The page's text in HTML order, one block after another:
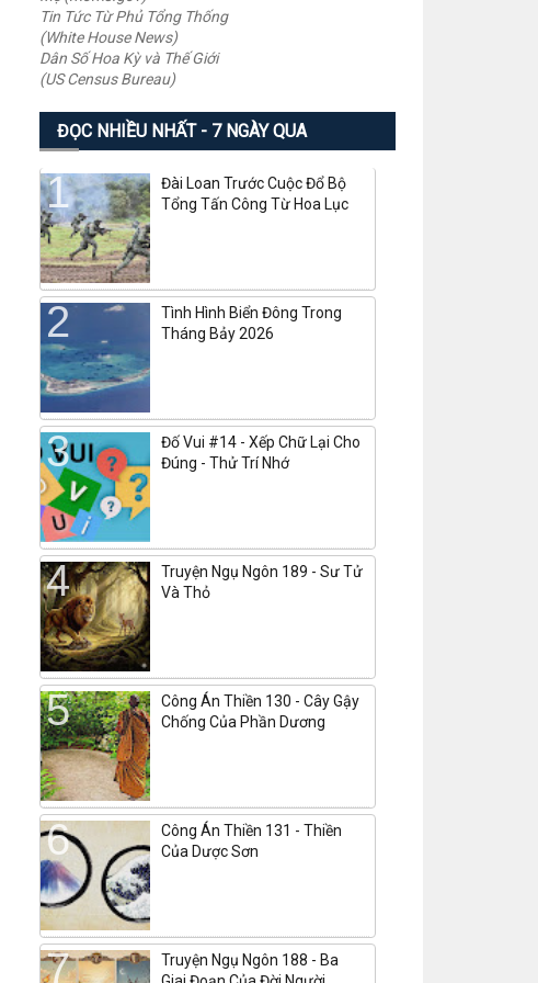
Tin Tức Từ Phủ Tổng Thống
(White House News)
Dân Số Hoa Kỳ và Thế Giới
(US Census Bureau)
ĐỌC NHIỀU NHẤT - 7 NGÀY QUA
Đài Loan Trước Cuộc Đổ Bộ
Tổng Tấn Công Từ Hoa Lục
Tình Hình Biển Đông Trong
Tháng Bảy 2026
Đố Vui #14 - Xếp Chữ Lại Cho
Đúng - Thử Trí Nhớ
Truyện Ngụ Ngôn 189 - Sư Tử
Và Thỏ
Công Án Thiền 130 - Cây Gậy
Chống Của Phần Dương
Công Án Thiền 131 - Thiền
Của Dược Sơn
Truyện Ngụ Ngôn 188 - Ba